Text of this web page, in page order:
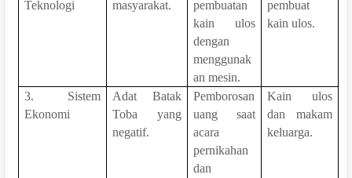
Teknologi
masyarakat.
pembuatan
kain ulos
dengan
menggunak
an mesin.
pembuat
kain ulos.
3. Sistem
Ekonomi
Adat Batak
Toba yang
negatif.
Pemborosan
uang saat
acara
pernikahan
dan
Kain ulos
dan makam
keluarga.